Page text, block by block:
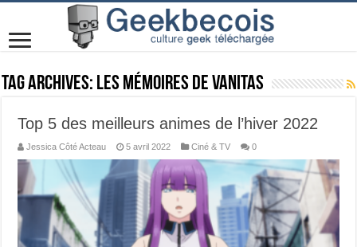
Tag Archives: Les mémoires de Vanitas
Top 5 des meilleurs animes de l’hiver 2022
Jessica Côté Acteau 5 avril 2022 Ciné & TV 0